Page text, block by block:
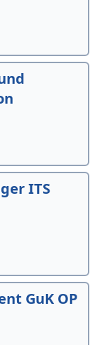
ITS
GuK OP